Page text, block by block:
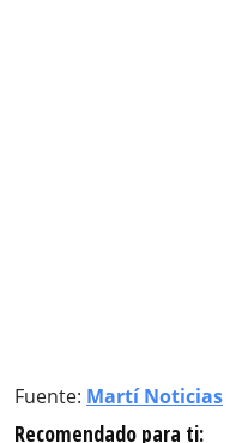
Fuente: Martí Noticias
Recomendado para ti: